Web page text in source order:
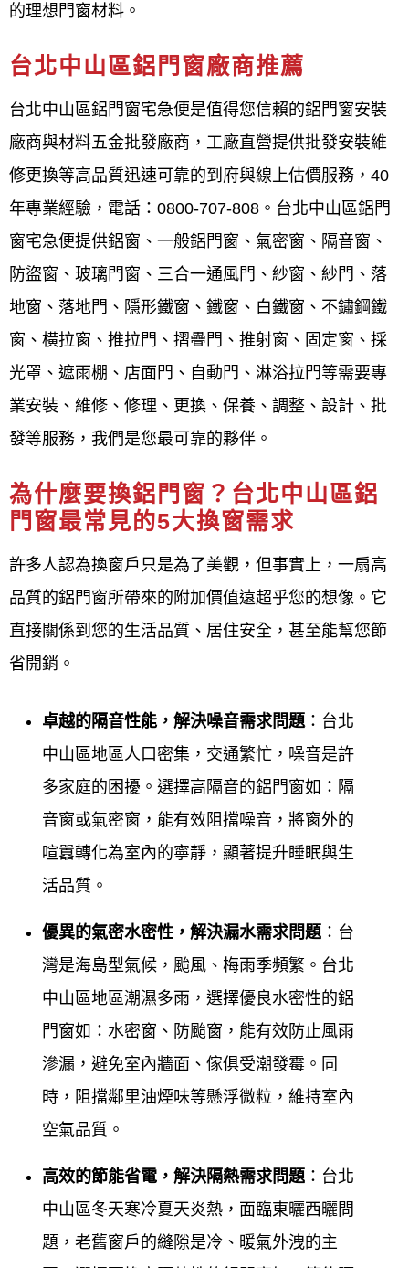
品，並以「品質第一、顧客至上、永續經營」為經營
理念，致力於提升客戶的居住品質。
鋁門窗工程宅急便為台北中山區評分最高的鋁門窗廠
商，該公司在該地區深耕多年，擁有超過40年經驗，
並強調客戶滿意度，提供多樣化服務項目與高品質產
品，且強調「珍惜客戶的每一次需求，認真做好每一
次工作」，可見其專業與服務品質。
評分高的原因
多年經驗與專業技術：鋁門窗工程宅急便擁
有超過40年的專業經驗，技術能力精準，能
夠精準掌握細節。
節都層層把關，確保產品品質達到最高標
準。
客戶滿意導向： 秉持「追求客戶滿意是我們
最大的責任」的理念，並強調「珍惜客戶的
每一次需求，認真做好每一次工作」，贏得
完善的服務 ： 提供免費諮詢與評估、快速完
工、準時交付，以及完善的售後服務，讓客
戶省時、省心、更安心。
鋁門窗工程宅急便
公司簡介 About
鋁門窗工程宅急便(台北中山區鐵門台北中山區鐵窗、
鋁門窗) )工廠直營，主要服務台北中山區客戶專業於
各式門窗產品與鋁門窗服務，在台北中山區專營各式
門窗工程40年，來除了長期配合設計師，擁有豐富的
新安裝、設計、規劃鋁門窗實務經驗外，更將門窗服
務，深入一般社區家庭，在台北中山區廣受各區客戶
肯定。
的理想門窗材料。
台北中山區鋁門窗廠商推薦
台北中山區鋁門窗宅急便是值得您信賴的鋁門窗安裝
廠商與材料五金批發廠商，工廠直營提供批發安裝維
修更換等高品質迅速可靠的到府與線上估價服務，40
年專業經驗，電話：0800-707-808。台北中山區鋁門
窗宅急便提供鋁窗、一般鋁門窗、氣密窗、隔音窗、
防盜窗、玻璃門窗、三合一通風門、紗窗、紗門、落
地窗、落地門、隱形鐵窗、鐵窗、白鐵窗、不鏽鋼鐵
窗、橫拉窗、推拉門、摺疊門、推射窗、固定窗、採
光罩、遮雨棚、店面門、自動門、淋浴拉門等需要專
業安裝、維修、修理、更換、保養、調整、設計、批
發等服務，我們是您最可靠的夥伴。
為什麼要換鋁門窗？台北中山區鋁
門窗最常見的5大換窗需求
許多人認為換窗戶只是為了美觀，但事實上，一扇高
品質的鋁門窗所帶來的附加價值遠超乎您的想像。它
直接關係到您的生活品質、居住安全，甚至能幫您節
省開銷。
卓越的隔音性能，解決噪音需求問題 ：台北
中山區地區人口密集，交通繁忙，噪音是許
多家庭的困擾。選擇高隔音的鋁門窗如：隔
音窗或氣密窗，能有效阻擋噪音，將窗外的
喧囂轉化為室內的寧靜，顯著提升睡眠與生
活品質。
優異的氣密水密性，解決漏水需求問題 ：台
灣是海島型氣候，颱風、梅雨季頻繁。台北
中山區地區潮濕多雨，選擇優良水密性的鋁
門窗如：水密窗、防颱窗，能有效防止風雨
滲漏，避免室內牆面、傢俱受潮發霉。同
時，阻擋鄰里油煙味等懸浮微粒，維持室內
空氣品質。
高效的節能省電，解決隔熱需求問題 ：台北
中山區冬天寒冷夏天炎熱，面臨東曬西曬問
題，老舊窗戶的縫隙是冷、暖氣外洩的主